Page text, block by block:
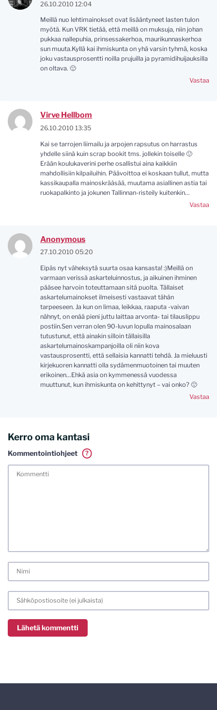
26.10.2010 12:04
Meillä nuo lehtimainokset ovat lisääntyneet lasten tulon
myötä. Kun VRK tietää, että meillä on muksuja, niin johan
pukkaa nallepuhia, prinsessakerhoa, maurikunnaskerhoa
sun muuta.Kyllä kai ihmiskunta on yhä varsin tyhmä, koska
joku vastausprosentti noilla prujuilla ja pyramidihuijauksilla
on oltava. 🙂
Vastaa
Virve Hellbom
26.10.2010 13:35
Kai se tarrojen liimailu ja arpojen rapsutus on harrastus
yhdelle siinä kuin scrap bookit tms. jollekin toiselle 🙂
Erään koulukaverini perhe osallistui aina kaikkiin
mahdollisiin kilpailuihin. Päävoittoa ei koskaan tullut, mutta
kassikaupalla mainoskrääsää, muutama asiallinen astia tai
ruokapalkinto ja jokunen Tallinnan-risteily kuitenkin…
Vastaa
Anonymous
27.10.2010 05:20
Eipäs nyt väheksytä suurta osaa kansasta! :)Meillä on
varmaan verissä askarteluinnostus, ja aikuinen ihminen
pääsee harvoin toteuttamaan sitä puolta. Tällaiset
askartelumainokset ilmeisesti vastaavat tähän
tarpeeseen. Ja kun on limaa, leikkaa, raaputa -vaivan
nähnyt, on enää pieni juttu laittaa arvonta- tai tilauslippu
postiin.Sen verran olen 90-luvun lopulla mainosalaan
tutustunut, että ainakin silloin tällaisilla
askartelumainoskampanjoilla oli niin kova
vastausprosentti, että sellaisia kannatti tehdä. Ja mieluusti
kirjekuoren kannatti olla sydämenmuotoinen tai muuten
erikoinen…Ehkä asia on kymmenessä vuodessa
muuttunut, kun ihmiskunta on kehittynyt – vai onko? 🙂
Vastaa
Kerro oma kantasi
Kommentointiohjeet
?
Tässä blogissa saa kommentoida omalla nimellä tai minun
meiliosoitteen. Minua ja mielipiteitäni saa ilman muuta